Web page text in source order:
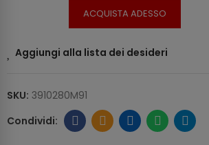
ACQUISTA ADESSO
Aggiungi alla lista dei desideri
SKU: 3910280M91